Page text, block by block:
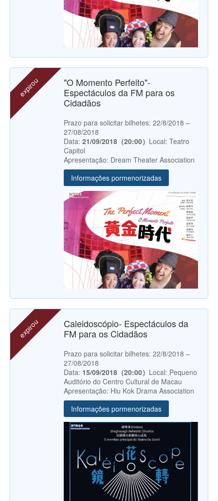
expirou
"O Momento Perfeito"-
Espectáculos da FM para os
Cidadãos
Prazo para solicitar bilhetes: 22/8/2018 –
27/08/2018
Data: 21/09/2018（20:00） Local: Teatro
Capitol
Apresentação: Dream Theater Association
Informações pormenorizadas
expirou
Caleidoscópio- Espectáculos da
FM para os Cidadãos
Prazo para solicitar bilhetes: 22/8/2018 –
27/08/2018
Data: 15/09/2018（20:00） Local: Pequeno
Auditório do Centro Cultural de Macau
Apresentação: Hiu Kok Drama Association
Informações pormenorizadas